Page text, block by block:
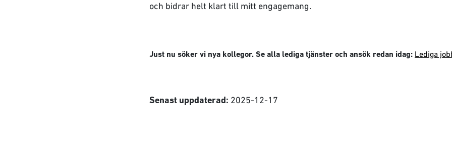
och bidrar helt klart till mitt engagemang.
Just nu söker vi nya kollegor. Se alla lediga tjänster och ansök redan idag: Lediga
Senast uppdaterad: 2025-12-17